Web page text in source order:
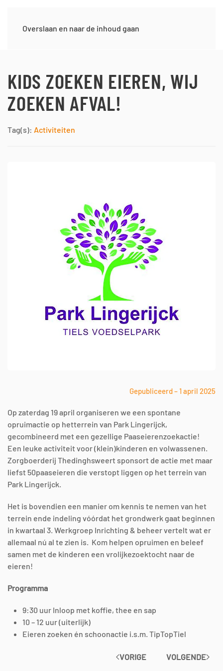
Overslaan en naar de inhoud gaan
KIDS ZOEKEN EIEREN, WIJ
ZOEKEN AFVAL!
Tag(s): Activiteiten
Gepubliceerd – 1 april 2025
Op zaterdag 19 april organiseren we een spontane
opruimactie op hetterrein van Park Lingerijck,
gecombineerd met een gezellige Paaseierenzoekactie!
Een leuke activiteit voor (klein)kinderen en volwassenen.
Zorgboerderij Thedinghsweert sponsort de actie met maar
liefst 50paaseieren die verstopt liggen op het terrein van
Park Lingerijck.
Het is bovendien een manier om kennis te nemen van het
terrein ende indeling vóórdat het grondwerk gaat beginnen
in kwartaal 3. Werkgroep Inrichting & beheer vertelt wat er
allemaal nú al te zien is. Kom helpen opruimen en beleef
samen met de kinderen een vrolijkezoektocht naar de
eieren!
Programma
9:30 uur Inloop met koffie, thee en sap
10 – 12 uur (uiterlijk)
Eieren zoeken én schoonactie i.s.m. TipTopTiel
VORIGE VOLGENDE